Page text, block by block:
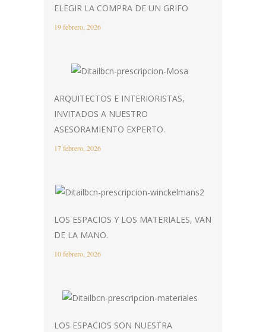
ELEGIR LA COMPRA DE UN GRIFO
19 febrero, 2026
ARQUITECTOS E INTERIORISTAS,
INVITADOS A NUESTRO
ASESORAMIENTO EXPERTO.
17 febrero, 2026
LOS ESPACIOS Y LOS MATERIALES, VAN
DE LA MANO.
10 febrero, 2026
LOS ESPACIOS SON NUESTRA